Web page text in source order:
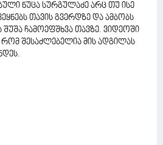
ნუცა სურგულაძე არც თუ ისე
თავის გვერდზე და ამბობს
შუშა ჩამოეფშხვა თავზე. ვიდეოში
რომ შესაძლებელია მის ადგილას